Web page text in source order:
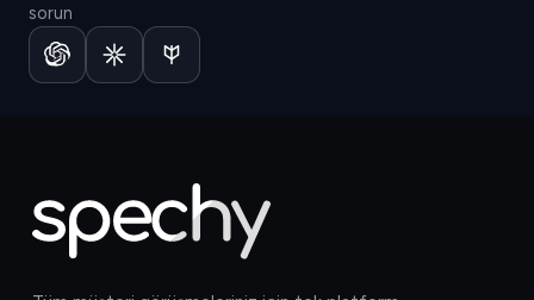
sorun